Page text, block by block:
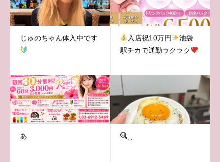
じゅのちゃん体入中です 入店祝10万円
池袋
駅チカで通勤ラクラク
あ